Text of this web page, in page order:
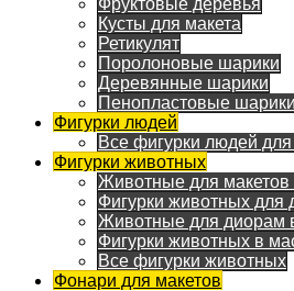
Фруктовые деревья
Кусты для макета
Ретикулят
Поролоновые шарики
Деревянные шарики
Пенопластовые шарики
Фигурки людей
Все фигурки людей
Фигурки животных
Животные для
Фигурки животных для
Животные для диорам
Фигурки животных в
Все фигурки животных
Фонари для макетов